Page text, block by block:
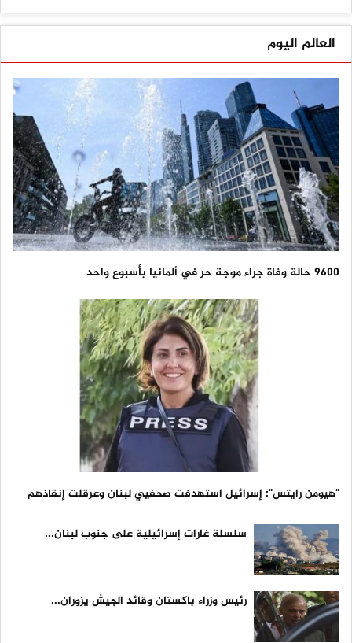
العالم اليوم
9600 حالة وفاة جراء موجة حر في ألمانيا بأسبوع واحد
"هيومن رايتس": إسرائيل استهدفت صحفيي لبنان وعرقلت إنقاذهم
سلسلة غارات إسرائيلية على جنوب لبنان...
رئيس وزراء باكستان وقائد الجيش يزوران...